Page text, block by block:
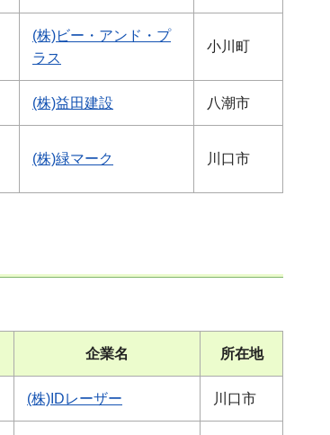
(株)ビー・アンド・プ
ラス
小川町
(株)益田建設 八潮市
(株)緑マーク 川口市
企業名 所在地
(株)IDレーザー 川口市